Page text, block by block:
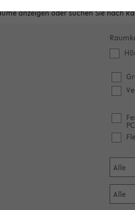
anzeigen oder suchen Sie nach
PC